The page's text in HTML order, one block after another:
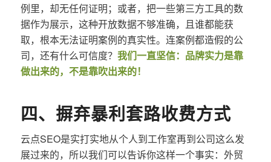
例里，却无任何证明；或者，把一些第三方工具的数
据作为展示，这种开放数据不够准确，且谁都能获
取，根本无法证明案例的真实性。连案例都造假的公
司，还有什么可信度？ 我们一直坚信：品牌实力是靠
做出来的，不是靠吹出来的！
四、摒弃暴利套路收费方式
云点SEO是实打实地从个人到工作室再到公司这么发
展过来的，所以我们可以告诉你这样一个事实：外贸